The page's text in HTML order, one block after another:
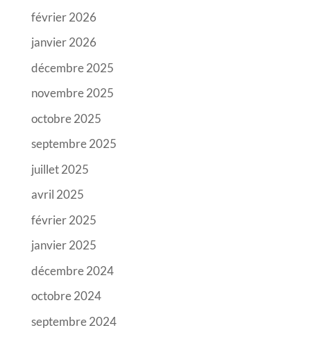
février 2026
janvier 2026
décembre 2025
novembre 2025
octobre 2025
septembre 2025
juillet 2025
avril 2025
février 2025
janvier 2025
décembre 2024
octobre 2024
septembre 2024